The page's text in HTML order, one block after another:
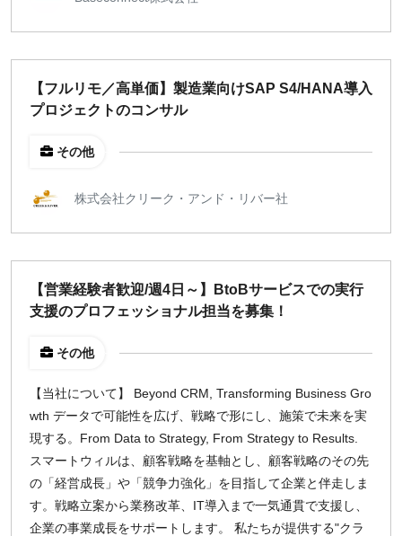
【フルリモ／高単価】製造業向けSAP S4/HANA導入
プロジェクトのコンサル
その他
株式会社クリーク・アンド・リバー社
【営業経験者歓迎/週4日～】BtoBサービスでの実行
支援のプロフェッショナル担当を募集！
その他
【当社について】 Beyond CRM, Transforming Business Gro
wth データで可能性を広げ、戦略で形にし、施策で未来を実
現する。From Data to Strategy, From Strategy to Results.
スマートウィルは、顧客戦略を基軸とし、顧客戦略のその先
の「経営成長」や「競争力強化」を目指して企業と伴走しま
す。戦略立案から業務改革、IT導入まで一気通貫で支援し、
企業の事業成長をサポートします。 私たちが提供する"クラ